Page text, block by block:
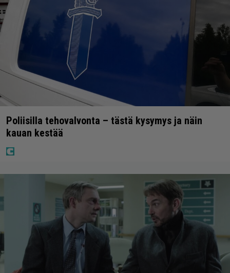
Poliisilla tehovalvonta – tästä kysymys ja näin
kauan kestää